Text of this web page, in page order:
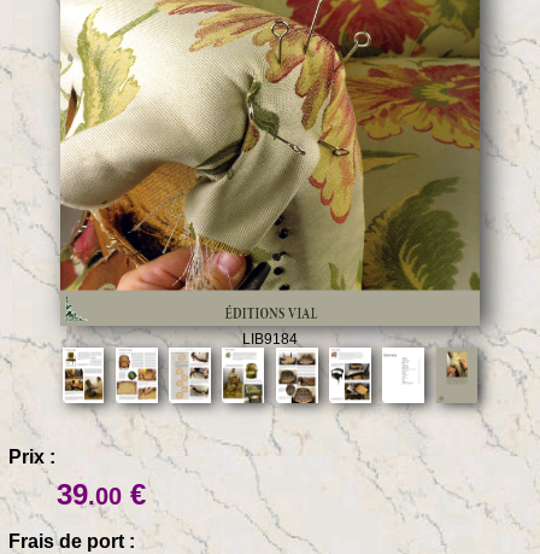
LIB9184
Prix :
39.00 €
Frais de port :